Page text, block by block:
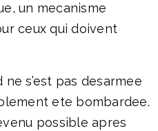
un mecanisme
ceux qui doivent
ne s’est pas desarmee
ete bombardee.
possible apres